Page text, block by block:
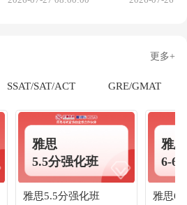
更多+
SSAT/SAT/ACT GRE/GMAT
雅思
5.5分强化班
雅思5.5分强化班
雅思
6-
雅思6-